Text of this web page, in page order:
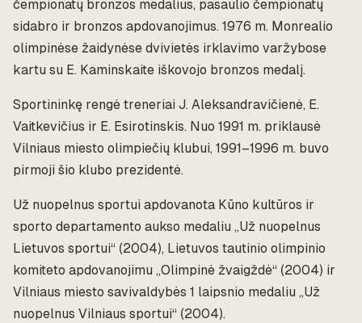
čempionatų bronzos medalius, pasaulio čempionatų
sidabro ir bronzos apdovanojimus. 1976 m. Monrealio
olimpinėse žaidynėse dvivietės irklavimo varžybose
kartu su E. Kaminskaite iškovojo bronzos medalį.
Sportininkę rengė treneriai J. Aleksandravičienė, E.
Vaitkevičius ir E. Esirotinskis. Nuo 1991 m. priklausė
Vilniaus miesto olimpiečių klubui, 1991–1996 m. buvo
pirmoji šio klubo prezidentė.
Už nuopelnus sportui apdovanota Kūno kultūros ir
sporto departamento aukso medaliu „Už nuopelnus
Lietuvos sportui“ (2004), Lietuvos tautinio olimpinio
komiteto apdovanojimu „Olimpinė žvaigždė“ (2004) ir
Vilniaus miesto savivaldybės 1 laipsnio medaliu „Už
nuopelnus Vilniaus sportui“ (2004).